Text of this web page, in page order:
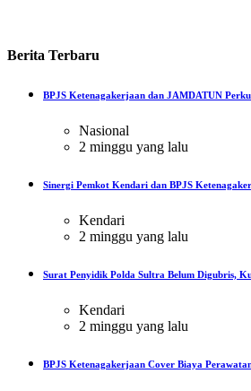
Berita Terbaru
BPJS Ketenagakerjaan dan JAMDATUN
Nasional
2 minggu yang lalu
Sinergi Pemkot Kendari dan BPJS
Kendari
2 minggu yang lalu
Surat Penyidik Polda Sultra Belum Digubris,
Kendari
2 minggu yang lalu
BPJS Ketenagakerjaan Cover Biaya